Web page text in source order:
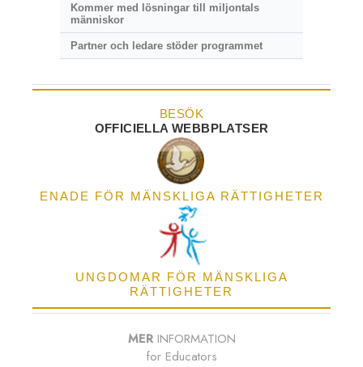
Kommer med lösningar till miljontals
människor
Partner och ledare stöder programmet
BESÖK
OFFICIELLA WEBBPLATSER
ENADE FÖR MÄNSKLIGA RÄTTIGHETER
UNGDOMAR FÖR MÄNSKLIGA
RÄTTIGHETER
MER INFORMATION
for Educators